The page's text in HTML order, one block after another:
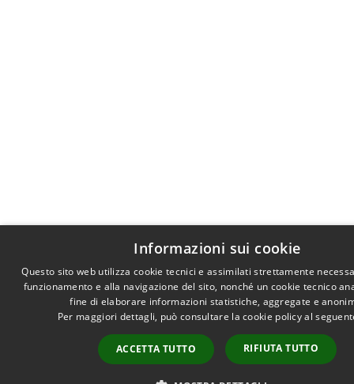
Informazioni sui cookie
Questo sito web utilizza cookie tecnici e assimilati strettamente
funzionamento e alla navigazione del sito, nonché un cookie tecnico
fine di elaborare informazioni statistiche, aggregate e
Per maggiori dettagli, può consultare la cookie policy al
ACCETTA TUTTO RIFIUTA TUTTO